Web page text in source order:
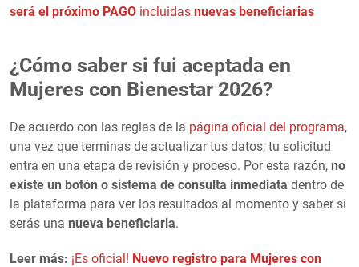
será el próximo PAGO incluidas nuevas beneficiarias
¿Cómo saber si fui aceptada en
Mujeres con Bienestar 2026?
De acuerdo con las reglas de la página oficial del programa,
una vez que terminas de actualizar tus datos, tu solicitud
entra en una etapa de revisión y proceso. Por esta razón, no
existe un botón o sistema de consulta inmediata dentro de
la plataforma para ver los resultados al momento y saber si
serás una nueva beneficiaria.
Leer más: ¡Es oficial! Nuevo registro para Mujeres con